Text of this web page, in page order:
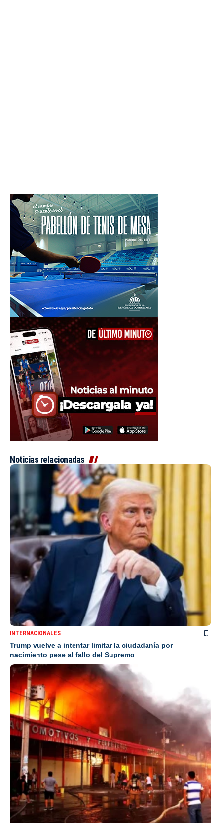
Noticias relacionadas
INTERNACIONALES
Trump vuelve a intentar limitar la ciudadanía por
nacimiento pese al fallo del Supremo